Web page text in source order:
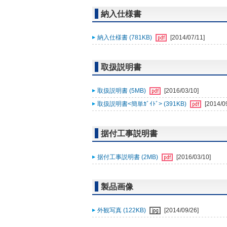
納入仕様書
納入仕様書 (781KB) [2014/07/11]
取扱説明書
取扱説明書 (5MB)
[2016/03/10]
取扱説明書<簡単ｶﾞｲﾄﾞ> (391KB)
[2014/
据付工事説明書
据付工事説明書 (2MB) [2016/03/10]
製品画像
外観写真 (122KB) [2014/09/26]